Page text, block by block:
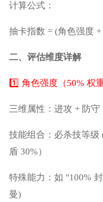
计算公式：
抽卡指数 = (角色强度
二、评估维度详解
1️⃣ 角色强度（50% 权重
三维属性：进攻 + 防
技能组合：必杀技等级
盾 30%）
特殊能力：如 "100%
曼)